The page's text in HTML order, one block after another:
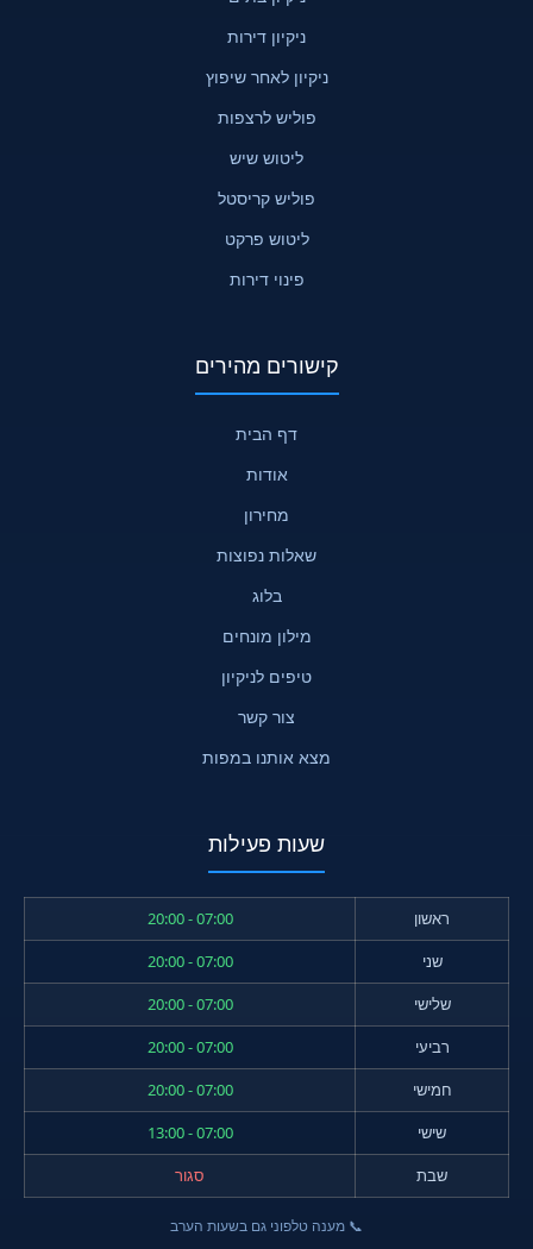
ניקיון דירות
ניקיון לאחר שיפוץ
פוליש לרצפות
ליטוש שיש
פוליש קריסטל
ליטוש פרקט
פינוי דירות
קישורים מהירים
דף הבית
אודות
מחירון
שאלות נפוצות
בלוג
מילון מונחים
טיפים לניקיון
צור קשר
מצא אותנו במפות
שעות פעילות
ראשון
07:00 - 20:00
שני
07:00 - 20:00
שלישי
07:00 - 20:00
רביעי
07:00 - 20:00
חמישי
07:00 - 20:00
שישי
07:00 - 13:00
שבת
סגור
📞 מענה טלפוני גם בשעות הערב